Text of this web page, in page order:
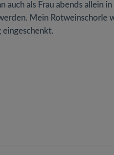
auch als Frau abends allein in
Mein Rotweinschorle
eingeschenkt.